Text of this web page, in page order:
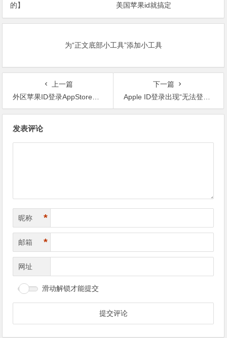
的】
美国苹果id就搞定
为“正文底部小工具”添加小工具
上一篇
外区苹果ID登录AppStore的时候提示无法登录
下一篇
Apple ID登录出现“无法登录”、“登录失败”等问题解决方法
发表评论
昵称 *
邮箱 *
网址
滑动解锁才能提交